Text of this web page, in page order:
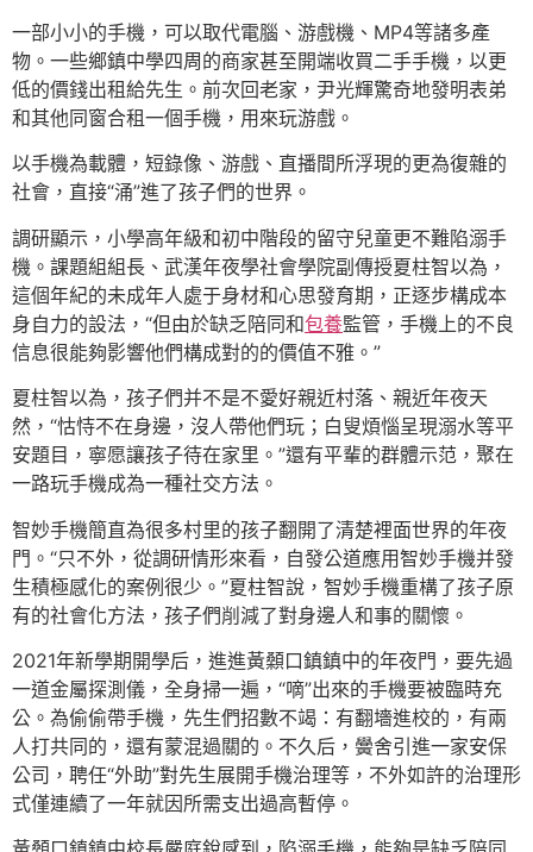
一部小小的手機，可以取代電腦、游戲機、MP4等諸多產
物。一些鄉鎮中學四周的商家甚至開端收買二手手機，以更
低的價錢出租給先生。前次回老家，尹光輝驚奇地發明表弟
和其他同窗合租一個手機，用來玩游戲。
以手機為載體，短錄像、游戲、直播間所浮現的更為復雜的
社會，直接“涌”進了孩子們的世界。
調研顯示，小學高年級和初中階段的留守兒童更不難陷溺手
機。課題組組長、武漢年夜學社會學院副傳授夏柱智以為，
這個年紀的未成年人處于身材和心思發育期，正逐步構成本
身自力的設法，“但由於缺乏陪同和包養監管，手機上的不良
信息很能夠影響他們構成對的的價值不雅。”
夏柱智以為，孩子們并不是不愛好親近村落、親近年夜天
然，“怙恃不在身邊，沒人帶他們玩；白叟煩惱呈現溺水等平
安題目，寧愿讓孩子待在家里。”還有平輩的群體示范，聚在
一路玩手機成為一種社交方法。
智妙手機簡直為很多村里的孩子翻開了清楚裡面世界的年夜
門。“只不外，從調研情形來看，自發公道應用智妙手機并發
生積極感化的案例很少。”夏柱智說，智妙手機重構了孩子原
有的社會化方法，孩子們削減了對身邊人和事的關懷。
2021年新學期開學后，進進黃顙口鎮鎮中的年夜門，要先過
一道金屬探測儀，全身掃一遍，“嘀”出來的手機要被臨時充
公。為偷偷帶手機，先生們招數不竭：有翻墻進校的，有兩
人打共同的，還有蒙混過關的。不久后，黌舍引進一家安保
公司，聘任“外助”對先生展開手機治理等，不外如許的治理形
式僅連續了一年就因所需支出過高暫停。